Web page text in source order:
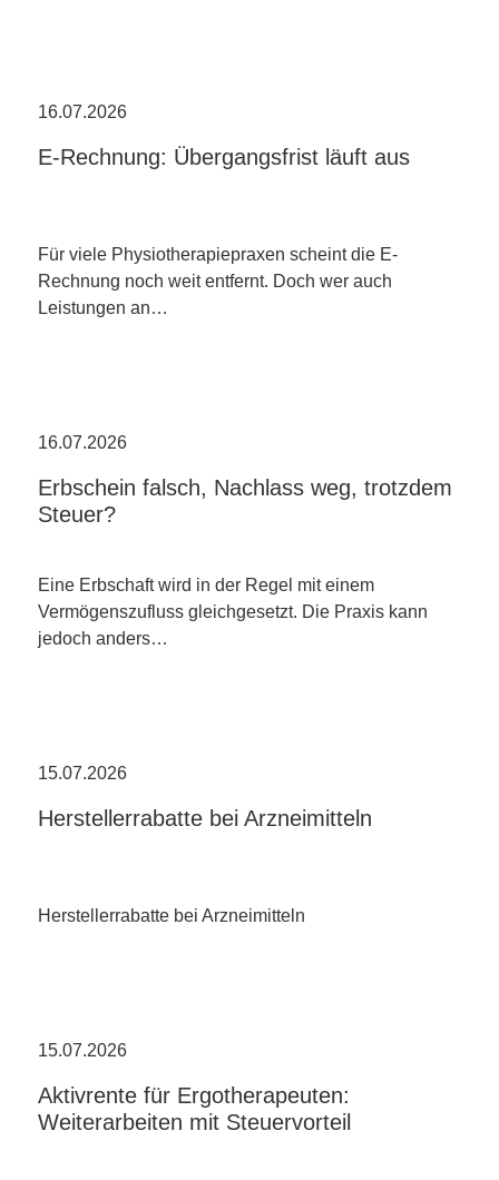
16.07.2026
E-Rechnung: Übergangsfrist läuft aus
Für viele Physiotherapiepraxen scheint die E-
Rechnung noch weit entfernt. Doch wer auch
Leistungen an…
16.07.2026
Erbschein falsch, Nachlass weg, trotzdem
Steuer?
Eine Erbschaft wird in der Regel mit einem
Vermögenszufluss gleichgesetzt. Die Praxis kann
jedoch anders…
15.07.2026
Herstellerrabatte bei Arzneimitteln
Herstellerrabatte bei Arzneimitteln
15.07.2026
Aktivrente für Ergotherapeuten:
Weiterarbeiten mit Steuervorteil